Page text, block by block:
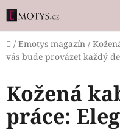
Přejít
na
obsah
Domů
/ Emotys magazín /
vás bude provázet každý
Kožená
práce: